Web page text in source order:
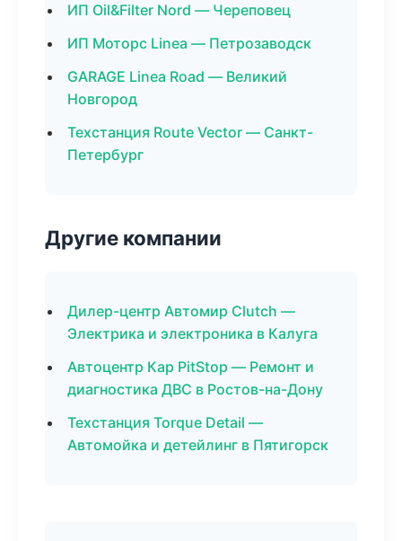
ИП Oil&Filter Nord — Череповец
ИП Моторс Linea — Петрозаводск
GARAGE Linea Road — Великий
Новгород
Техстанция Route Vector — Санкт-
Петербург
Другие компании
Дилер-центр Автомир Clutch —
Электрика и электроника в Калуга
Автоцентр Кар PitStop — Ремонт и
диагностика ДВС в Ростов-на-Дону
Техстанция Torque Detail —
Автомойка и детейлинг в Пятигорск